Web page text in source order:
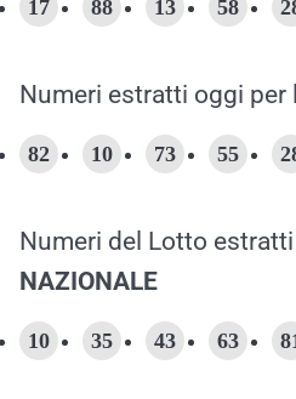
17 88 13 58
Numeri estratti oggi per
82 10 73 55
Numeri del Lotto
NAZIONALE
10 35 43 63